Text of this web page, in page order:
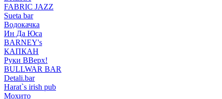
FABRIC JAZZ
Sueta bar
Водокачка
Ин Да Юса
BARNEY's
КАПКАН
Руки ВВерх!
BULLWAR BAR
Detali.bar
Harat`s irish pub
Мохито